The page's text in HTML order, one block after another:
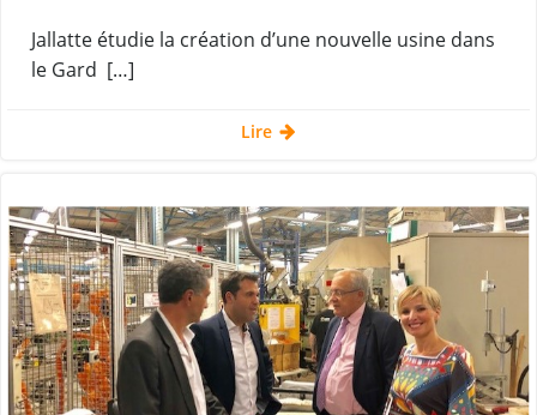
Jallatte étudie la création d’une nouvelle usine dans
le Gard […]
Lire